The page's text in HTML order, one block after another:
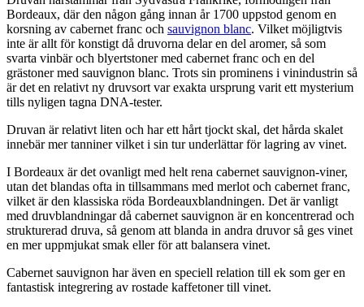
Bordeaux, där den någon gång innan år 1700 uppstod genom en
korsning av cabernet franc och sauvignon blanc. Vilket möjligtvis
inte är allt för konstigt då druvorna delar en del aromer, så som
svarta vinbär och blyertstoner med cabernet franc och en del
grästoner med sauvignon blanc. Trots sin prominens i vinindustrin så
är det en relativt ny druvsort var exakta ursprung varit ett mysterium
tills nyligen tagna DNA-tester.
Druvan är relativt liten och har ett hårt tjockt skal, det hårda skalet
innebär mer tanniner vilket i sin tur underlättar för lagring av vinet.
I Bordeaux är det ovanligt med helt rena cabernet sauvignon-viner,
utan det blandas ofta in tillsammans med merlot och cabernet franc,
vilket är den klassiska röda Bordeauxblandningen. Det är vanligt
med druvblandningar då cabernet sauvignon är en koncentrerad och
strukturerad druva, så genom att blanda in andra druvor så ges vinet
en mer uppmjukat smak eller för att balansera vinet.
Cabernet sauvignon har även en speciell relation till ek som ger en
fantastisk integrering av rostade kaffetoner till vinet.